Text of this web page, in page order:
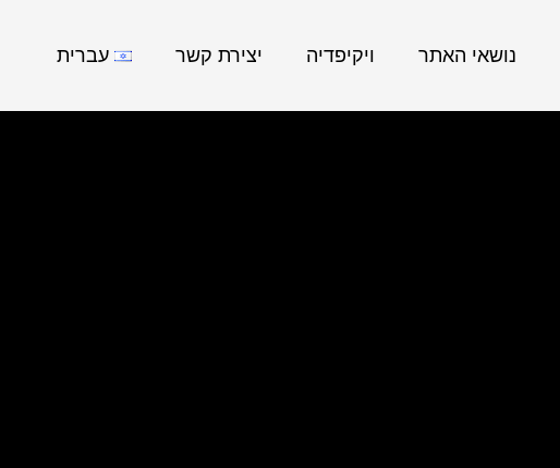
נושאי האתר ויקיפדיה יצירת קשר עברית